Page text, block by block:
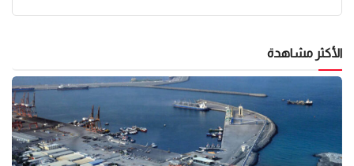
الأكثر مشاهدة